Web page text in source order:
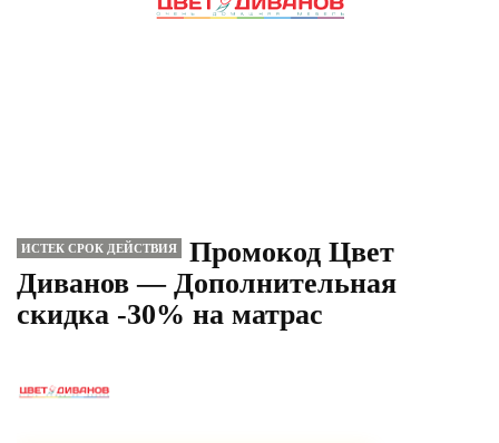
ИСТЕК СРОК ДЕЙСТВИЯ
Промокод Цвет
Диванов — Дополнительная
скидка -30% на матрас